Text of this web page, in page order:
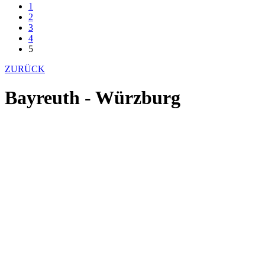
1
2
3
4
5
ZURÜCK
Bayreuth - Würzburg